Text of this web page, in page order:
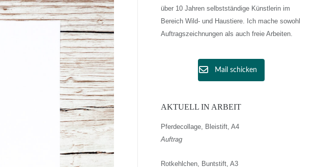
über 10 Jahren selbstständige Künstlerin im
Bereich Wild- und Haustiere. Ich mache sowohl
Auftragszeichnungen als auch freie Arbeiten.
Mail schicken
AKTUELL IN ARBEIT
Pferdecollage, Bleistift, A4
Auftrag
Rotkehlchen, Buntstift, A3